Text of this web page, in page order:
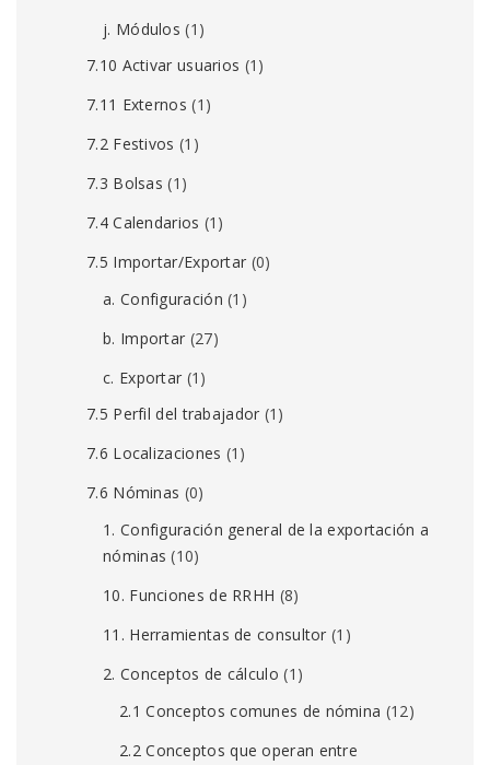
j. Módulos (1)
7.10 Activar usuarios (1)
7.11 Externos (1)
7.2 Festivos (1)
7.3 Bolsas (1)
7.4 Calendarios (1)
7.5 Importar/Exportar (0)
a. Configuración (1)
b. Importar (27)
c. Exportar (1)
7.5 Perfil del trabajador (1)
7.6 Localizaciones (1)
7.6 Nóminas (0)
1. Configuración general de la exportación a
nóminas (10)
10. Funciones de RRHH (8)
11. Herramientas de consultor (1)
2. Conceptos de cálculo (1)
2.1 Conceptos comunes de nómina (12)
2.2 Conceptos que operan entre